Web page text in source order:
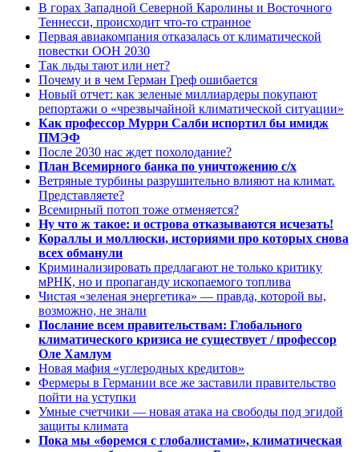
В горах Западной Северной Каролины и Восточного
Теннесси, происходит что-то странное
Первая авиакомпания отказалась от климатической
повестки ООН 2030
Так льды тают или нет?
Почему и в чем Герман Греф ошибается
Новый отчет: как зеленые миллиардеры покупают
репортажи о «чрезвычайной климатической ситуации»
Как профессор Мурри Салби испортил бы имидж
ПМЭФ
После 2030 нас ждет похолодание?
План Всемирного банка по уничтожению с/х
Ветряные турбины разрушительно влияют на климат.
Представляете?
Всемирный потоп тоже отменяется?
Ну что ж такое: и острова отказываются исчезать!
Кораллы и моллюски, историями про которых снова
всех обманули
Криминализировать предлагают не только критику
мРНК, но и пропаганду ископаемого топлива
Чистая «зеленая энергетика» — правда, которой вы,
возможно, не знали
Послание всем правительствам: Глобального
климатического кризиса не существует / профессор
Оле Хамлум
Новая мафия «углеродных кредитов»
Фермеры в Германии все же заставили правительство
пойти на уступки
Умные счетчики — новая атака на свободы под эгидой
защиты климата
Пока мы «боремся с глобалистами», климатическая